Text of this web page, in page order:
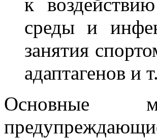
среды и
занятия
адаптагенов и
Основные